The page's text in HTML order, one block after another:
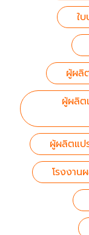
ใ
ผู้ผลิ
ผู้ผลิต
ผู้ผลิตแป
โรงงา